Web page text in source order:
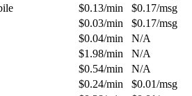
$0.13/min $0.17/msg
$0.03/min $0.17/msg
$0.04/min
N/A
$1.98/min
N/A
$0.54/min
N/A
$0.24/min $0.01/msg